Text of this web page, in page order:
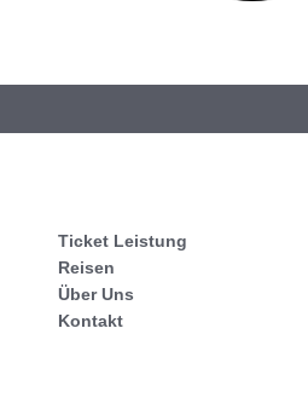
Ticket Leistung
Reisen
Über Uns
Kontakt